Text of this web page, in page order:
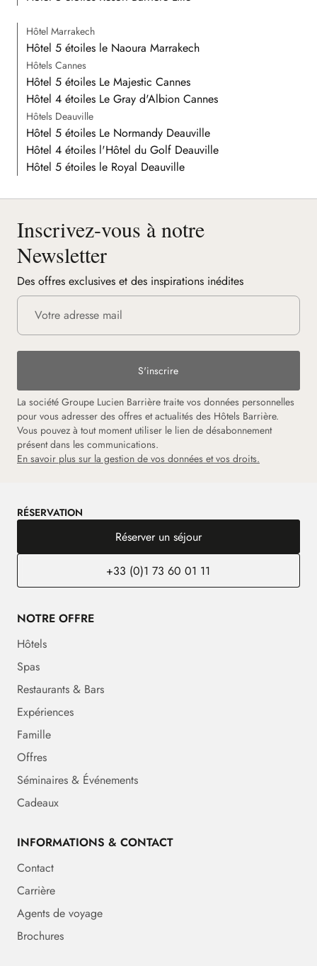
Hôtel Marrakech
Hôtel 5 étoiles le Naoura Marrakech
Hôtels Cannes
Hôtel 5 étoiles Le Majestic Cannes
Hôtel 4 étoiles Le Gray d'Albion Cannes
Hôtels Deauville
Hôtel 5 étoiles Le Normandy Deauville
Hôtel 4 étoiles l'Hôtel du Golf Deauville
Hôtel 5 étoiles le Royal Deauville
Inscrivez-vous à notre
Newsletter
Des offres exclusives et des inspirations inédites
S'inscrire
La société Groupe Lucien Barrière traite vos données personnelles
pour vous adresser des offres et actualités des Hôtels Barrière.
Vous pouvez à tout moment utiliser le lien de désabonnement
présent dans les communications.
En savoir plus sur la gestion de vos données et vos droits.
RÉSERVATION
Réserver un séjour
+33 (0)1 73 60 01 11
NOTRE OFFRE
Hôtels
Spas
Restaurants & Bars
Expériences
Famille
Offres
Séminaires & Événements
Cadeaux
INFORMATIONS & CONTACT
Contact
Carrière
Agents de voyage
Brochures